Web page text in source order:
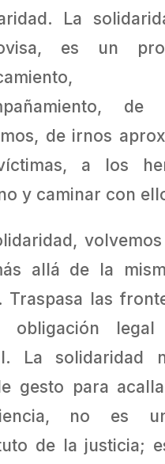
La
es un
de
de irnos
a los
y caminar con
allá de la
Traspasa las
obligación
La solidaridad
gesto para
no es
de la justicia;